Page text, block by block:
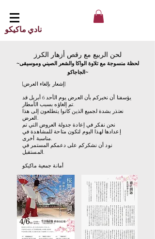
نادي ماكيكو
لحن الربيع مع رقص أزهار الكرز
~لحظة منسوجة مع تلاوة الواكا والشعر الصيني وموسيقى
الجاجاكو~
[إشعار بإلغاء العرض]
يؤسفنا أن نخبركم بأن العرض يوم الأحد 6 أبريل قد
تم إلغاؤه بسبب الأمطار.
نعتذر بشدة لجميع الذين كانوا يتطلعون إلى هذا
العرض.
نحن نفكر في إعادة جدولة العروض التي تم
إعدادها لهذا اليوم لتكون متاحة للمشاهدة في
مناسبة أخرى.
نود أن نشكركم على دعمكم المستمر في
المستقبل.
أمانة جمعية ماكيكو